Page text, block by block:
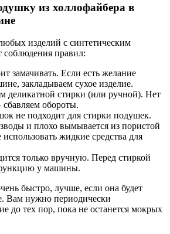
из холлофайбера в
изделий с синтетическим
соблюдения правил:
замачивать. Если есть желание
закладываем сухое изделие.
деликатной стирки (или ручной). Нет
сбавляем обороты.
не подходит для стирки подушек.
и плохо вымывается из пористой
жидкие средства для
только вручную. Перед стиркой
у машины.
быстро, лучше, если она будет
Вам нужно периодически
до тех пор, пока не останется мокрых